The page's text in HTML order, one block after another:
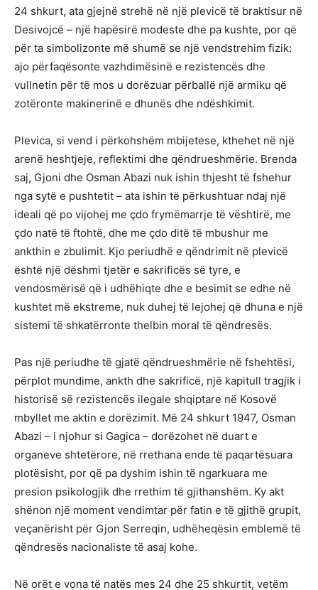
24 shkurt, ata gjejnë strehë në një plevicë të braktisur në
Desivojcë – një hapësirë modeste dhe pa kushte, por që
për ta simbolizonte më shumë se një vendstrehim fizik:
ajo përfaqësonte vazhdimësinë e rezistencës dhe
vullnetin për të mos u dorëzuar përballë një armiku që
zotëronte makinerinë e dhunës dhe ndëshkimit.
Plevica, si vend i përkohshëm mbijetese, kthehet në një
arenë heshtjeje, reflektimi dhe qëndrueshmërie. Brenda
saj, Gjoni dhe Osman Abazi nuk ishin thjesht të fshehur
nga sytë e pushtetit – ata ishin të përkushtuar ndaj një
ideali që po vijohej me çdo frymëmarrje të vështirë, me
çdo natë të ftohtë, dhe me çdo ditë të mbushur me
ankthin e zbulimit. Kjo periudhë e qëndrimit në plevicë
është një dëshmi tjetër e sakrificës së tyre, e
vendosmërisë që i udhëhiqte dhe e besimit se edhe në
kushtet më ekstreme, nuk duhej të lejohej që dhuna e një
sistemi të shkatërronte thelbin moral të qëndresës.
Pas një periudhe të gjatë qëndrueshmërie në fshehtësi,
përplot mundime, ankth dhe sakrificë, një kapitull tragjik i
historisë së rezistencës ilegale shqiptare në Kosovë
mbyllet me aktin e dorëzimit. Më 24 shkurt 1947, Osman
Abazi – i njohur si Gagica – dorëzohet në duart e
organeve shtetërore, në rrethana ende të paqartësuara
plotësisht, por që pa dyshim ishin të ngarkuara me
presion psikologjik dhe rrethim të gjithanshëm. Ky akt
shënon një moment vendimtar për fatin e të gjithë grupit,
veçanërisht për Gjon Serreqin, udhëheqësin emblemë të
qëndresës nacionaliste të asaj kohe.
Në orët e vona të natës mes 24 dhe 25 shkurtit, vetëm